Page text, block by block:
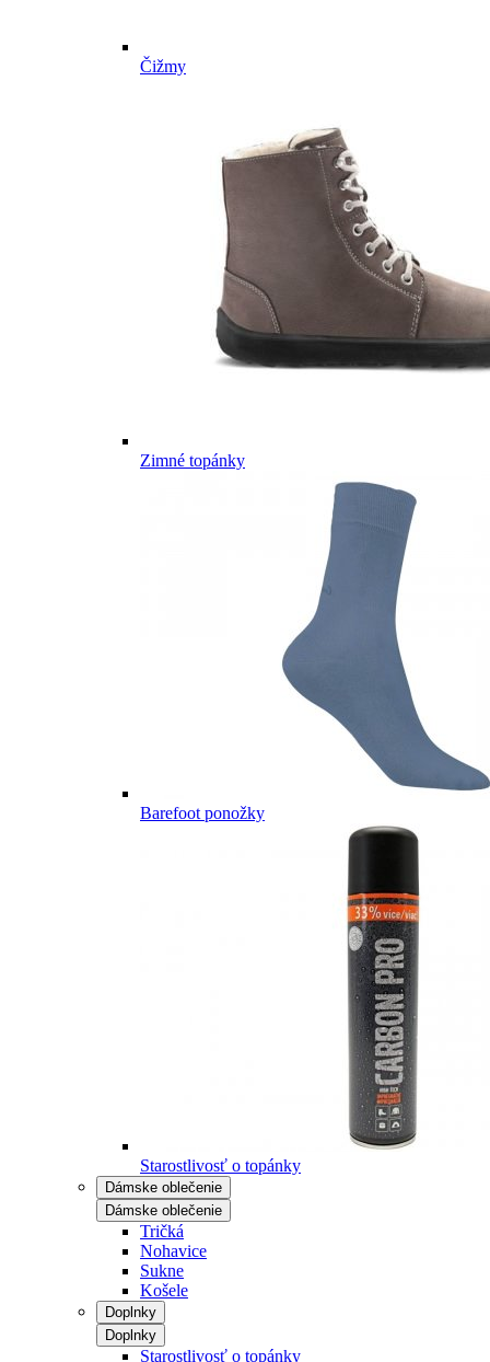
Čižmy
Zimné topánky
Barefoot ponožky
Starostlivosť o topánky
Dámske oblečenie
Dámske oblečenie
Tričká
Nohavice
Sukne
Košele
Doplnky
Doplnky
Starostlivosť o topánky